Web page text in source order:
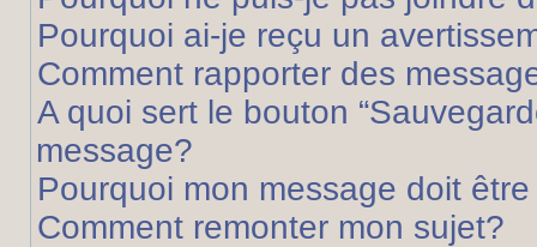
Pourquoi ai-je reçu un
Comment rapporter des
A quoi sert le bouton
message?
Pourquoi mon message doit
Comment remonter mon sujet?